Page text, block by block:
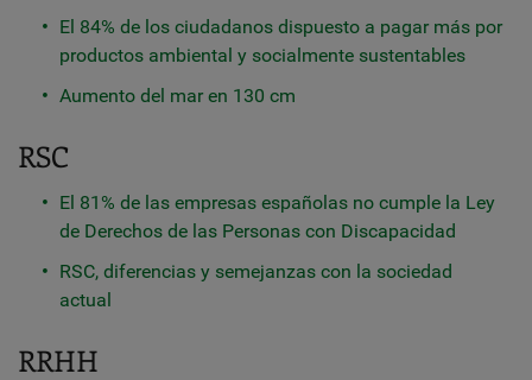
El 84% de los ciudadanos dispuesto a pagar más por
productos ambiental y socialmente sustentables
Aumento del mar en 130 cm
RSC
El 81% de las empresas españolas no cumple la Ley
de Derechos de las Personas con Discapacidad
RSC, diferencias y semejanzas con la sociedad
actual
RRHH